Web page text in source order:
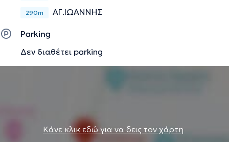
290m ΑΓ.ΙΩΑΝΝΗΣ
Parking
Δεν διαθέτει parking
Κάνε κλικ εδώ για να δεις τον χάρτη